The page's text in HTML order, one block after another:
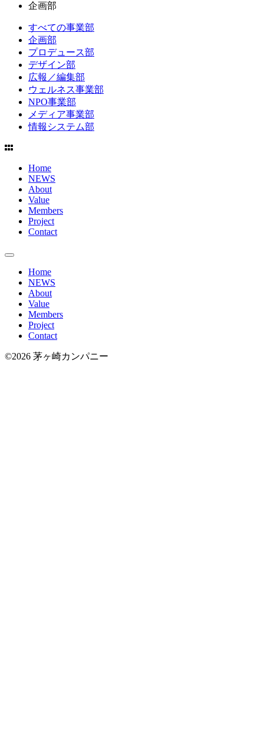
企画部
すべての事業部
企画部
プロデュース部
デザイン部
広報／編集部
ウェルネス事業部
NPO事業部
メディア事業部
情報システム部
Home
NEWS
About
Value
Members
Project
Contact
Home
NEWS
About
Value
Members
Project
Contact
©2026 茅ヶ崎カンパニー